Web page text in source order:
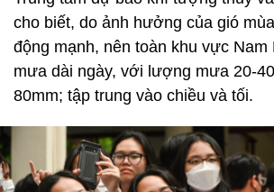
cho biết, do ảnh hưởng của gió
động mạnh, nên toàn khu vực Nam
mưa dài ngày, với lượng mưa 20-
80mm; tập trung vào chiều và tối.